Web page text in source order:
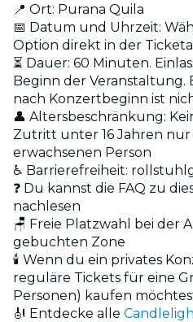
📍 Ort: Purana Quila
📅 Datum und Uhrzeit:
Option direkt in der
⏳ Dauer: 60 Minuten.
Beginn der Veranstaltung.
nach Konzertbeginn ist
👤 Altersbeschränkung:
Zutritt unter 16 Jahren
erwachsenen Person
♿ Barrierefreiheit:
❓ Du kannst die FAQ zu
nachlesen
🪑 Freie Platzwahl bei der
gebuchten Zone
🕯️ Wenn du ein privates
reguläre Tickets für eine
Personen) kaufen
🎻 Entdecke alle